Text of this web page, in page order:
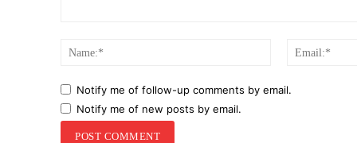
Name:*
Notify me of follow-up comments by email.
Notify me of new posts by email.